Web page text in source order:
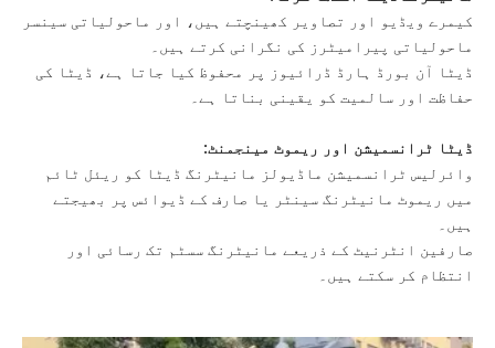
کیمرے ویڈیو اور تصاویر کھینچتے ہیں، اور ماحولیاتی سینسر
ماحولیاتی پیرامیٹرز کی نگرانی کرتے ہیں۔
ڈیٹا آن بورڈ ہارڈ ڈرائیوز پر محفوظ کیا جاتا ہے، ڈیٹا کی
حفاظت اور سالمیت کو یقینی بناتا ہے۔
ڈیٹا ٹرانسمیشن اور ریموٹ مینجمنٹ:
وائرلیس ٹرانسمیشن ماڈیولز مانیٹرنگ ڈیٹا کو ریئل ٹائم
میں ریموٹ مانیٹرنگ سینٹر یا صارف کے ڈیوائس پر بھیجتے
ہیں۔
صارفین انٹرنیٹ کے ذریعے مانیٹرنگ سسٹم تک رسائی اور
انتظام کر سکتے ہیں۔